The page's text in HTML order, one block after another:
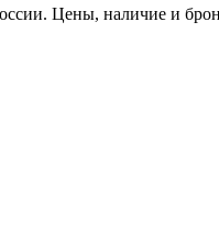
Цены, наличие и